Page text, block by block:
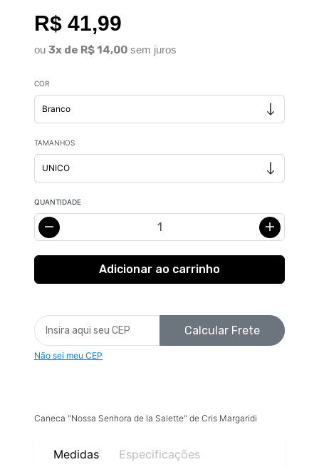
R$ 41,99
ou 3x de R$ 14,00 sem juros
COR
TAMANHOS
QUANTIDADE
Calcular Frete
Não sei meu CEP
Caneca "Nossa Senhora de la Salette" de Cris Margaridi
Medidas Especificações